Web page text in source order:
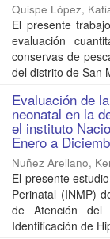
Quispe López,
El presente
evaluación
conservas de
del distrito de San
Evaluación de
neonatal en la
el instituto
Enero a
Nuñez Arellano,
El presente
Perinatal (INMP)
de Atención del
Identificación de